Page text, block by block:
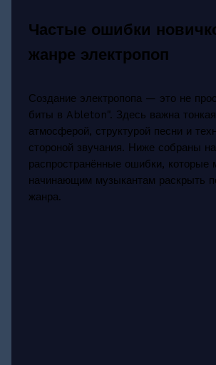
Частые ошибки
жанре электропоп
Создание электропопа — это не
биты в Ableton". Здесь важна
атмосферой, структурой песни и
стороной звучания. Ниже собраны
распространённые ошибки, которые
начинающим музыкантам раскрыть
жанра.